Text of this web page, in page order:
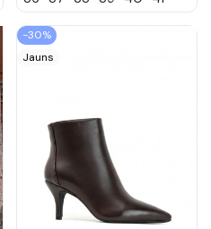
-30%
Jauns